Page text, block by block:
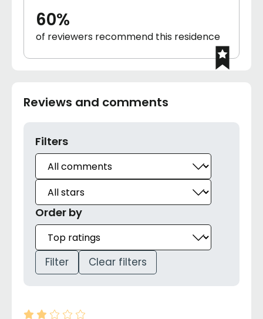
60%
of reviewers recommend this residence
Reviews and comments
Filters
Order by
Filter Clear filters